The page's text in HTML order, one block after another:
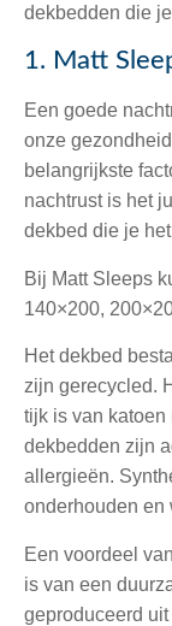
dekbedden die
1. Matt
Een goede
onze
belangrijkste
nachtrust is het
dekbed die je
Bij Matt Sleeps
140×200,
Het dekbed
zijn gerecycled.
tijk is van katoen
dekbedden zijn
allergieën.
onderhouden en
Een voordeel
is van een
geproduceerd